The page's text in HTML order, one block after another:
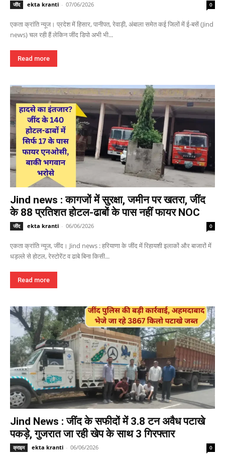
जींद ekta kranti - 07/06/2026 0
एकता क्रांति न्यूज। प्रदेश में हिसार, पानीपत, रेवाड़ी, अंबाला समेत कई जिलों में ई-बसें (Jind
news) चल रही हैं लेकिन जींद डिपो अभी भी...
Read more
Jind news : कागजों में सुरक्षा, जमीन पर खतरा, जींद
के 88 प्रतिशत होटल-ढाबों के पास नहीं फायर NOC
जींद ekta kranti - 06/06/2026 0
एकता क्रांति न्यूज, जींद। Jind news : हरियाणा के जींद में रिहायशी इलाकों और बाजारों में
धड़ल्ले से होटल, रेस्टोरेंट व ढाबे बिना किसी...
Read more
Jind News : जींद के सफीदों में 3.8 टन अवैध पटाखे
पकड़े, गुजरात जा रही खेप के साथ 3 गिरफ्तार
क्राइम ekta kranti - 06/06/2026 0